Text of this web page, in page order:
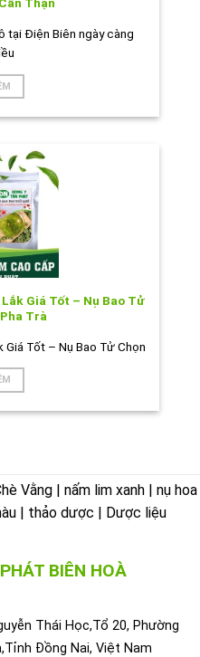
tại Điện Biên ngày càng
Giá Tốt – Nụ Bao Tử
Trà
Giá Tốt – Nụ Bao Tử Chọn
Vằng | nấm lim xanh | nụ hoa
| thảo dược | Dược liệu
BIÊN HOÀ
Thái Học,Tổ 20, Phường
Đồng Nai, Việt Nam